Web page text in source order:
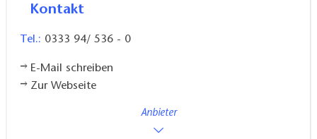
Kontakt
Tel.: 0333 94/ 536 - 0
E-Mail schreiben
Zur Webseite
Anbieter